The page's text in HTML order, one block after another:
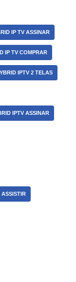
IP TV ASSINAR
IP TV COMPRAR
IPTV 2 TELAS
IPTV ASSINAR
ASSISTIR